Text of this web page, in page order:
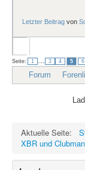
Letzter Beitrag von
Seite: 1 3 4 5 6
Forum
Aktuelle Seite:
XBR und